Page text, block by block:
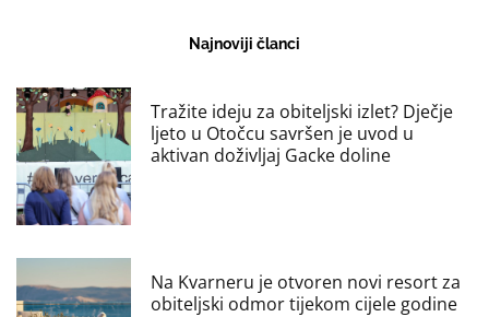
Najnoviji članci
Tražite ideju za obiteljski izlet? Dječje
ljeto u Otočcu savršen je uvod u
aktivan doživljaj Gacke doline
Na Kvarneru je otvoren novi resort za
obiteljski odmor tijekom cijele godine